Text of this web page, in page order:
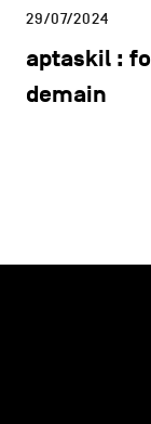
29/07/2024
aptaskil :
demain